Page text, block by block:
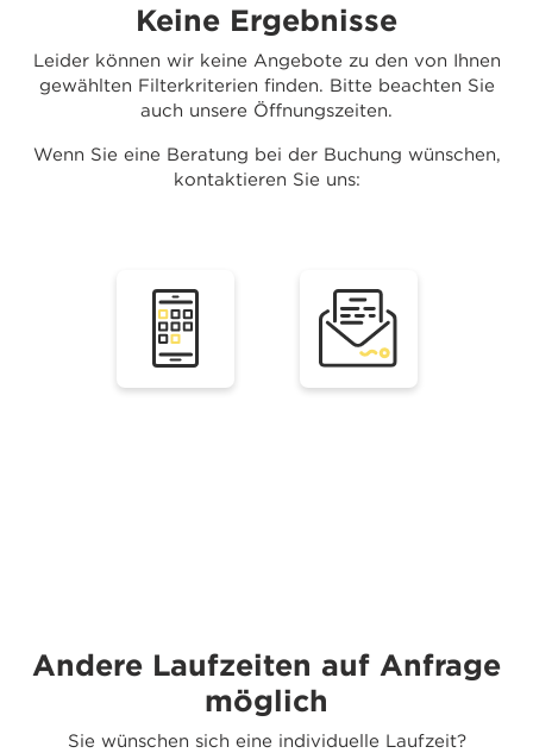
Keine Ergebnisse
Leider können wir keine Angebote zu den von Ihnen
gewählten Filterkriterien finden. Bitte beachten Sie
auch unsere Öffnungszeiten.
Wenn Sie eine Beratung bei der Buchung wünschen,
kontaktieren Sie uns:
Andere Laufzeiten auf Anfrage
möglich
Sie wünschen sich eine individuelle Laufzeit?